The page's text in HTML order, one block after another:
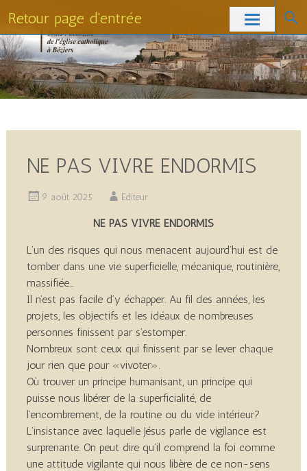
Retour page d'entrée
Skip
to
content
NE PAS VIVRE ENDORMIS
9 août 2025 Editeur
NE PAS VIVRE ENDORMIS
L’un des risques qui nous menacent aujourd’hui est de
tomber dans une vie superficielle, mécanique, routinière,
massifiée…
Il n’est pas facile d’y échapper. Au fil des années, les
projets, les objectifs et les idéaux de nombreuses
personnes finissent par s’estomper.
Nombreux sont ceux qui finissent par se lever chaque
jour rien que pour «vivoter».
Où trouver un principe humanisant, un principe qui
puisse nous libérer de la superficialité, de
l’encombrement, de la routine ou du vide intérieur?
L’insistance avec laquelle Jésus parle de vigilance est
surprenante. On peut dire qu’il comprend la foi comme
une attitude vigilante qui nous libère de ce non-sens